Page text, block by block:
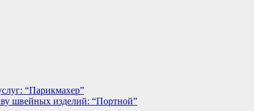
“Парикмахер”
швейных изделий: “Портной”